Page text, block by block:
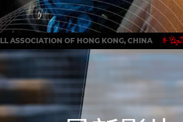
ASSOCIATION OF HONG KONG, CHINA